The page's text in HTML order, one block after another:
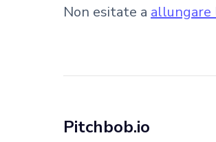
Non esitate a allungare
Pitchbob.io